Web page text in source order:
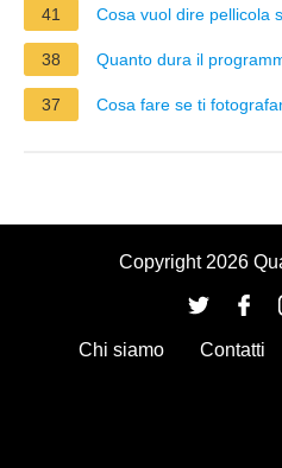
41 Cosa vuol dire pellicola
38 Quanto dura il
37 Cosa fare se ti
Copyright 2026
Chi siamo Contatti